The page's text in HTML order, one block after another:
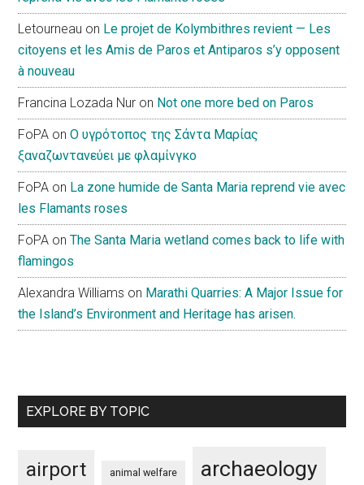
Letourneau on Le projet de Kolymbithres revient — Les
citoyens et les Amis de Paros et Antiparos s’y opposent
à nouveau
Francina Lozada Nur on Not one more bed on Paros
FoPA onΟ υγρότοπος της Σάντα Μαρίας
ξαναζωντανεύει με φλαμίνγκο
FoPA on La zone humide de Santa Maria reprend vie avec
les Flamants roses
FoPA onThe Santa Maria wetland comes back to life with
flamingos
Alexandra Williams on Marathi Quarries: A Major Issue for
the Island’s Environment and Heritage has arisen.
EXPLORE BY TOPIC
airport animal welfare archaeology